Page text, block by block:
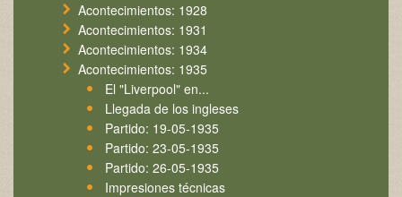
Acontecimientos: 1928
Acontecimientos: 1931
Acontecimientos: 1934
Acontecimientos: 1935
El "Liverpool" en...
Llegada de los ingleses
Partido: 19-05-1935
Partido: 23-05-1935
Partido: 26-05-1935
Impresiones técnicas